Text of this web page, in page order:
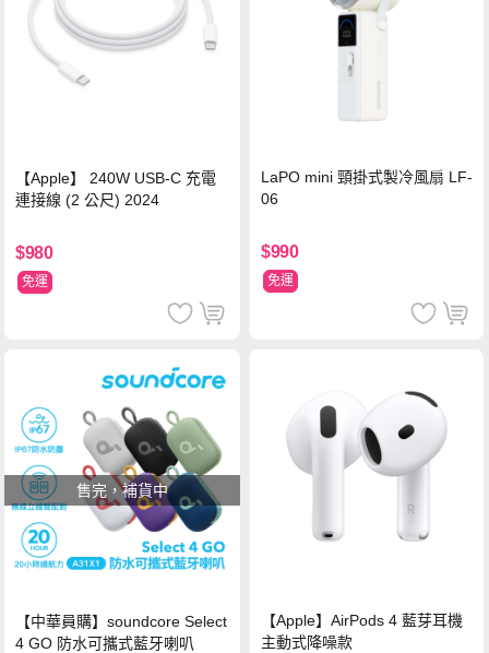
【Apple】 240W USB-C 充電
連接線 (2 公尺) 2024
$980
免運
LaPO mini 頸掛式製冷風扇 LF-
06
$990
免運
售完，補貨中
【中華員購】soundcore Select
4 GO 防水可攜式藍牙喇叭
【Apple】AirPods 4 藍芽耳機
主動式降噪款